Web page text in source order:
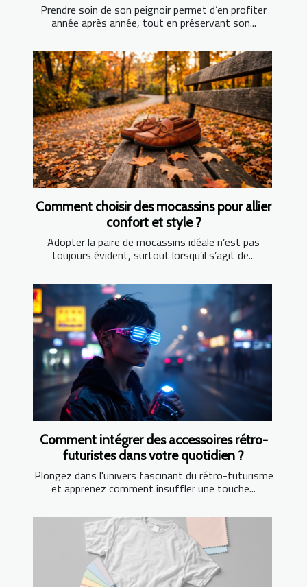
Prendre soin de son peignoir permet d’en profiter
année après année, tout en préservant son...
Comment choisir des mocassins pour allier
confort et style ?
Adopter la paire de mocassins idéale n’est pas
toujours évident, surtout lorsqu’il s’agit de...
Comment intégrer des accessoires rétro-
futuristes dans votre quotidien ?
Plongez dans l'univers fascinant du rétro-futurisme
et apprenez comment insuffler une touche...